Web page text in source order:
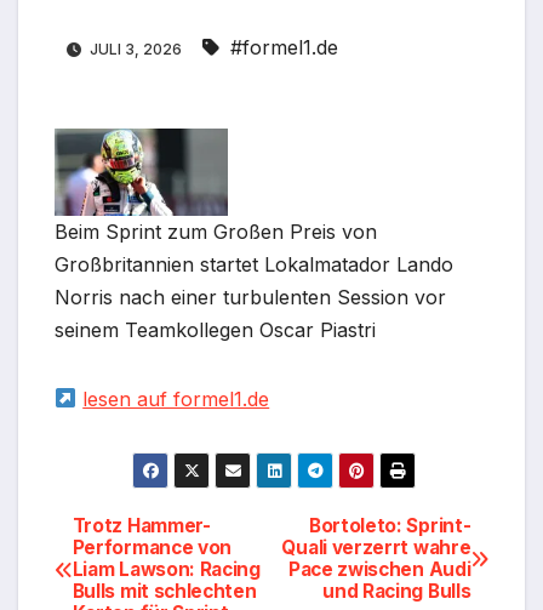
JULI 3, 2026 #formel1.de
Beim Sprint zum Großen Preis von
Großbritannien startet Lokalmatador Lando
Norris nach einer turbulenten Session vor
seinem Teamkollegen Oscar Piastri
lesen auf formel1.de
Beitragsnavigation
Bortoleto: Sprint-
Quali verzerrt wahre
Pace zwischen Audi
und Racing Bulls
Trotz Hammer-
Performance von
Liam Lawson: Racing
Bulls mit schlechten